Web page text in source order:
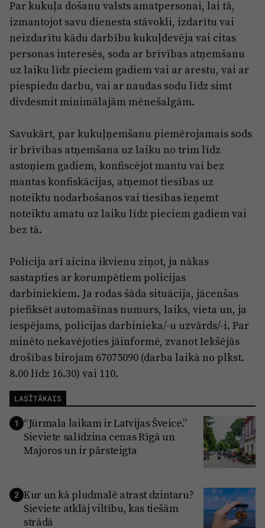
Par kukuļa došanu valsts amatpersonai, lai tā,
izmantojot savu dienesta stāvokli, izdarītu vai
neizdarītu kādu darbību kukuļdevēja vai citas
personas interesēs, soda ar brīvības atņemšanu
uz laiku līdz pieciem gadiem vai ar arestu, vai ar
piespiedu darbu, vai ar naudas sodu līdz simt
divdesmit minimālajām mēnešalgām.
Savukārt, par kukuļņemšanu piemērojamais sods
ir brīvības atņemšana uz laiku no trim līdz
astoņiem gadiem, konfiscējot mantu vai bez
mantas konfiskācijas, atņemot tiesības uz
noteiktu nodarbošanos vai tiesības ieņemt
noteiktu amatu uz laiku līdz pieciem gadiem vai
bez tā.
Policija arī aicina ikvienu ziņot, ja nākas
sastapties ar korumpētiem policijas
darbiniekiem. Ja rodas šāda situācija, jācenšas
piefiksēt automašīnas numurs, laiks, vieta un, ja
iespējams, policijas darbinieka/-u uzvārds/-i. Par
minēto nekavējoties jāinformē, zvanot Iekšējās
drošības birojam 67075090 (darba laikā no plkst.
8.00 līdz 16.30) vai 110.
LASĪTĀKAIS
1 “Jūrmala laikam ir Latvijas Šveice.”
Sieviete salīdzina cenas Rīgā un
Majoros un ir pārsteigta
2 Kur un kā pludmalē atrast dzintaru?
Sieviete atklāj viltību, kas tiešām
strādā